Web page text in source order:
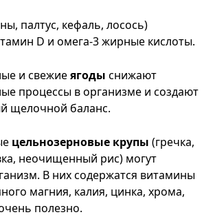
палтус, кефаль, лосось)
D и омега-3 жирные кислоты.
и свежиеягоды снижают
процессы в организме и создают
щелочной баланс.
цельнозерновые крупы (гречка,
неочищенный рис) могут
В них содержатся витамины
магния, калия, цинка, хрома,
полезно.